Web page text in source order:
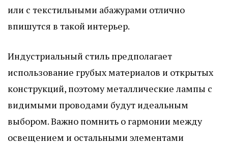
или с текстильными абажурами отлично
впишутся в такой интерьер.
Индустриальный стиль предполагает
использование грубых материалов и открытых
конструкций, поэтому металлические лампы с
видимыми проводами будут идеальным
выбором. Важно помнить о гармонии между
освещением и остальными элементами